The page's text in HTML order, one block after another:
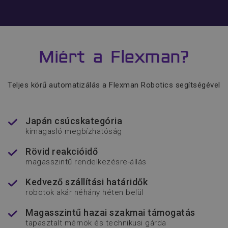
Miért a Flexman?
Teljes körű automatizálás a Flexman Robotics segítségével
Japán csúcskategória
kimagasló megbízhatóság
Rövid reakcióidő
magasszintű rendelkezésre-állás
Kedvező szállítási határidők
robotok akár néhány héten belül
Magasszintű hazai szakmai támogatás
tapasztalt mérnök és technikusi gárda
__cf_bm
Cloudflare Inc.